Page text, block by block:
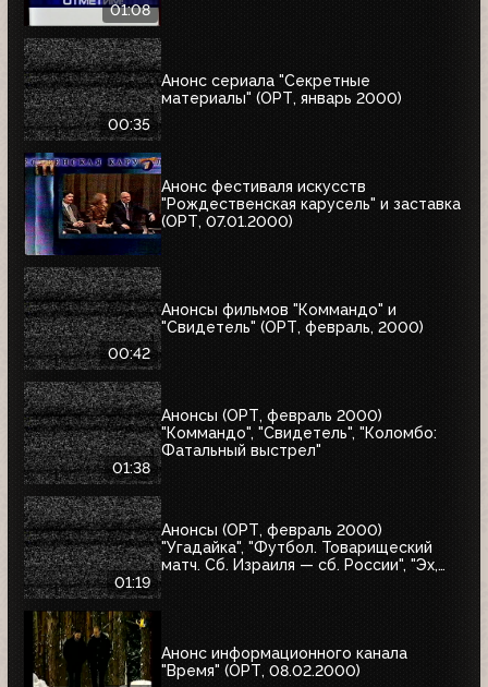
01:08
00:35
Анонс сериала "Секретные
материалы" (ОРТ, январь 2000)
Анонс фестиваля искусств
"Рождественская карусель" и заставка
(ОРТ, 07.01.2000)
00:42
Анонсы фильмов "Коммандо" и
"Свидетель" (ОРТ, февраль, 2000)
01:38
Анонсы (ОРТ, февраль 2000)
"Коммандо", "Свидетель", "Коломбо:
Фатальный выстрел"
01:19
Анонсы (ОРТ, февраль 2000)
"Угадайка", "Футбол. Товарищеский
матч. Сб. Израиля — сб. России", "Эх,
Анонс информационного канала
"Время" (ОРТ, 08.02.2000)